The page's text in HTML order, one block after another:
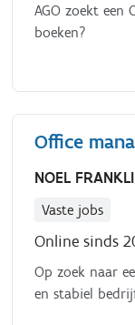
AGO zoekt een
boeken?
Office
NOEL
Vaste jobs
Online sinds
Op zoek naar
en stabiel